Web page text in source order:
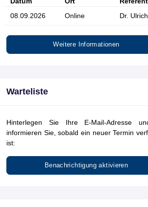
08.09.2026
Online Dr.
Weitere Informationen
Warteliste
Hinterlegen Sie Ihre E-Mail-Adresse
informieren Sie, sobald ein neuer Termin
ist:
Benachrichtigung aktivieren